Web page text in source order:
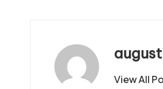
View All